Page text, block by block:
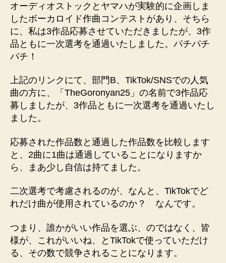
っ
て！
へ
の
オーディオストックとヤマハが実験的に企画しま
したボーカロイド作曲コンテストがあり、そちら
に、私は3作品応募させていただきましたが、3作
品ともに一次選考を通過いたしました。パチパチ
パチ！
上記のリンクにて、部門B、TikTok/SNSでの人気
曲の方に、「TheGoronyan25」の名前で3作品応
募しましたが、3作品ともに一次選考を通過いたし
ました。
応募された作品数と通過した作品数を比較します
と、2曲に1曲は通過していることになりますか
ら、まあ少し自信は持てました。
二次選考で考慮されるのが、なんと、TikTokでど
れだけ曲が使用されているのか？ なんです。
つまり、誰かがいい作品を選ぶ、のではなく、皆
様が、これがいいね、とTikTokで使っていただけ
る、その数で競争されることになります。